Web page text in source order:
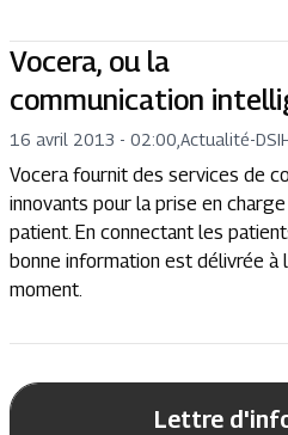
Vocera, ou la
communication
16 avril 2013 - 02:00 Actualité-
Vocera fournit des services de
innovants pour la prise en
patient. En connectant les
bonne information est délivrée à
moment.
Lettre